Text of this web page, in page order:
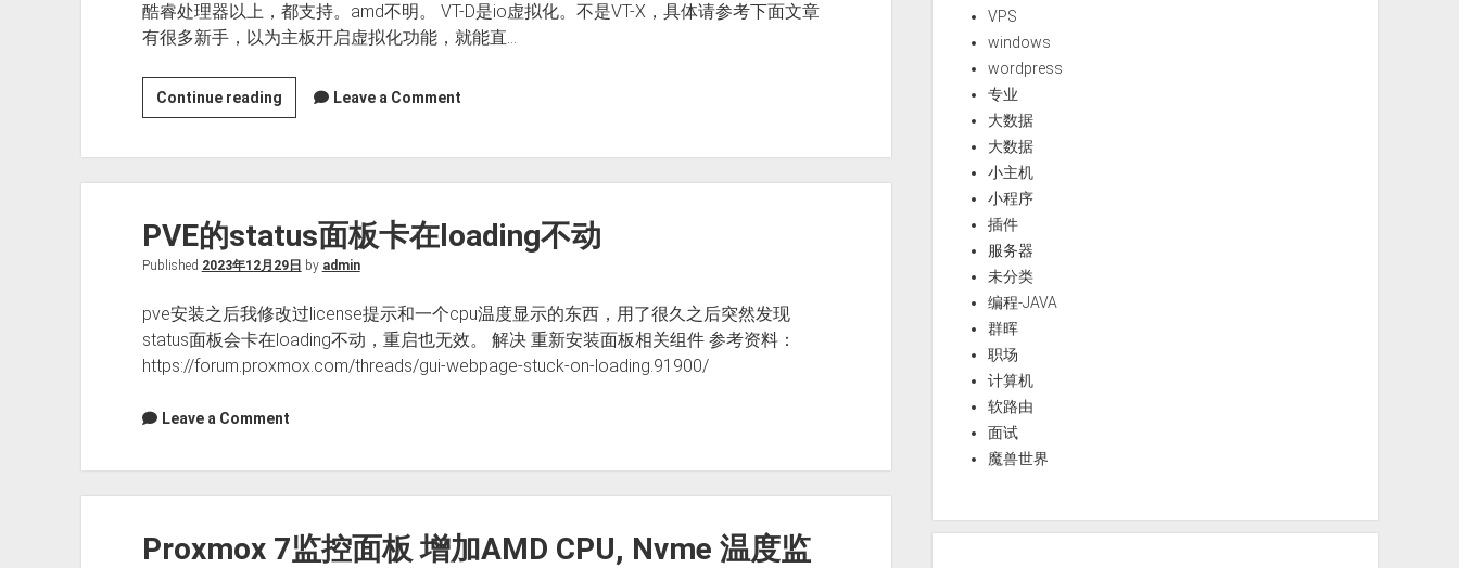
酷睿处理器以上，都支持。amd不明。 VT-D是io虚拟化。不是VT-X，具体请参考下面文章
有很多新手，以为主板开启虚拟化功能，就能直…
Continue readingPVE
开
直
能
Leave a Comment
PVE的status面板卡在loading不动
Published 2023年12月29日 by admin
pve安装之后我修改过license提示和一个cpu温度显示的东西，用了很久之后突然发现
status面板会卡在loading不动，重启也无效。 解决 重新安装面板相关组件 参考资料：
https://forum.proxmox.com/threads/gui-webpage-stuck-on-loading.91900/
Leave a Comment
Proxmox 7监控面板 增加AMD CPU, Nvme 温度监
VPS
windows
wordpress
专业
大数据
大数据
小主机
小程序
插件
服务器
未分类
编程-JAVA
群晖
职场
计算机
软路由
面试
魔兽世界